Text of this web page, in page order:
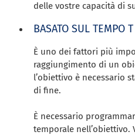
delle vostre capacità di
BASATO SUL TEMPO T
È uno dei fattori più
raggiungimento di un
l’obiettivo è necessario
di fine.
È necessario
temporale nell’obiettivo.